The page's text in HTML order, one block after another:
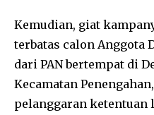
Kemudian, giat
terbatas calon Anggota
dari PAN bertempat di
Kecamatan
pelanggaran ketentuan